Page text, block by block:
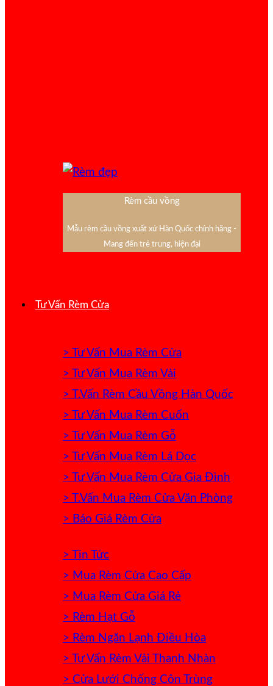
Rèm cầu vồng
Mẫu rèm cầu vồng xuất xứ Hàn Quốc chính hãng -
Mang đến trẻ trung, hiện đại
Tư Vấn Rèm Cửa
> Tư Vấn Mua Rèm Cửa
> Tư Vấn Mua Rèm Vải
> T.Vấn Rèm Cầu Vồng Hàn Quốc
> Tư Vấn Mua Rèm Cuốn
> Tư Vấn Mua Rèm Gỗ
> Tư Vấn Mua Rèm Lá Dọc
> Tư Vấn Mua Rèm Cửa Gia Đình
> T.Vấn Mua Rèm Cửa Văn Phòng
> Báo Giá Rèm Cửa
> Tin Tức
> Mua Rèm Cửa Cao Cấp
> Mua Rèm Cửa Giá Rẻ
> Rèm Hạt Gỗ
> Rèm Ngăn Lạnh Điều Hòa
> Tư Vấn Rèm Vải Thanh Nhàn
> Cửa Lưới Chống Côn Trùng